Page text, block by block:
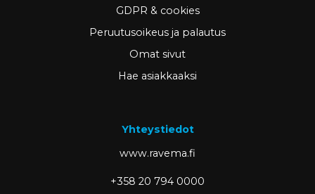
GDPR & cookies
Peruutusoikeus ja palautus
Omat sivut
Hae asiakkaaksi
Yhteystiedot
www.ravema.fi
+358 20 794 0000